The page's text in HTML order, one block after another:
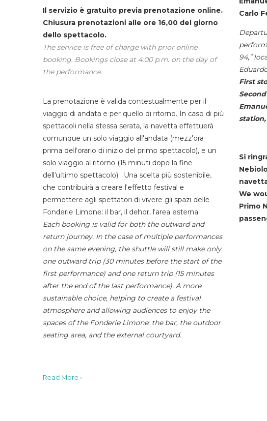
Il servizio è gratuito previa prenotazione online.
Chiusura prenotazioni alle ore 16,00 del giorno
dello spettacolo.
The service is free of charge with prior online
booking. Bookings close at 4:00 p.m. on the day of
the performance.
La prenotazione è valida contestualmente per il
viaggio di andata e per quello di ritorno. In caso di più
spettacoli nella stessa serata, la navetta effettuerà
comunque un solo viaggio all'andata (mezz'ora
prima dell'orario di inizio del primo spettacolo), e un
solo viaggio al ritorno (15 minuti dopo la fine
dell'ultimo spettacolo). Una scelta più sostenibile,
che contribuirà a creare l'effetto festival e
permettere agli spettatori di vivere gli spazi delle
Fonderie Limone: il bar, il dehor, l'area esterna.
Each booking is valid for both the outward and
return journey. In the case of multiple performances
on the same evening, the shuttle will still make only
one outward trip (30 minutes before the start of the
first performance) and one return trip (15 minutes
after the end of the last performance). A more
sustainable choice, helping to create a festival
atmosphere and allowing audiences to enjoy the
spaces of the Fonderie Limone: the bar, the outdoor
seating area, and the external courtyard.
Carlo
94,”
First
station,
Si
We
Primo
Read More ›